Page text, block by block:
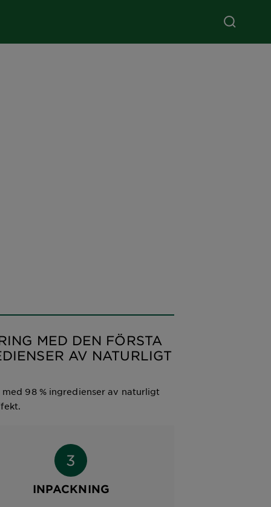
MED DEN FÖRSTA
AV NATURLIGT
98 % ingredienser av naturligt
INPACKNING